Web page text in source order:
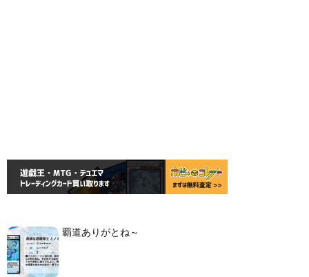
覇道ありがとね～